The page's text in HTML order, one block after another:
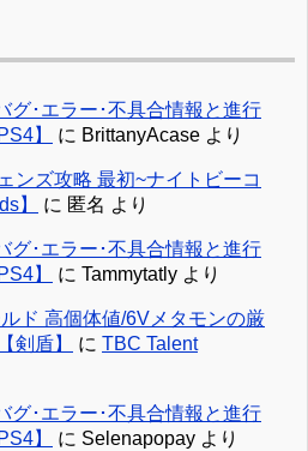
グ･エラー･不具合情報と進行
】
に BrittanyAcase より
ンズ攻略 最初~ナイトビーコ
】
に 匿名 より
グ･エラー･不具合情報と進行
】
に Tammytatly より
ド 高個体値/6Vメタモンの厳
剣盾】
に TBC Talent
グ･エラー･不具合情報と進行
】
に Selenapopay より